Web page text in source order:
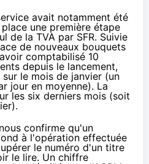
avait notamment été
une première étape
de la TVA par SFR. Suivie
de nouveaux bouquets
comptabilisé 10
depuis le lancement,
le mois de janvier (un
jour en moyenne). La
les six derniers mois (soit
confirme qu'un
à l'opération effectuée
le numéro d'un titre
le lire. Un chiffre